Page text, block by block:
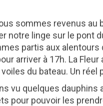
sommes revenus au
notre linge sur le pont
partis aux alentours
arriver à 17h. La
du bateau. Un réel
vu quelques dauphins
pour pouvoir les